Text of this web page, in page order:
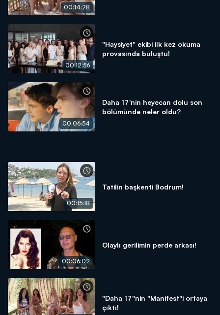
00:14:28
00:12:56
"Haysiyet" ekibi ilk kez okuma
provasında buluştu!
00:06:54
Daha 17'nin heyecan dolu son
bölümünde neler oldu?
00:15:18
Tatilin başkenti Bodrum!
00:06:02
Olaylı gerilimin perde arkası!
"Daha 17"nin "Manifest"i ortaya
çıktı!